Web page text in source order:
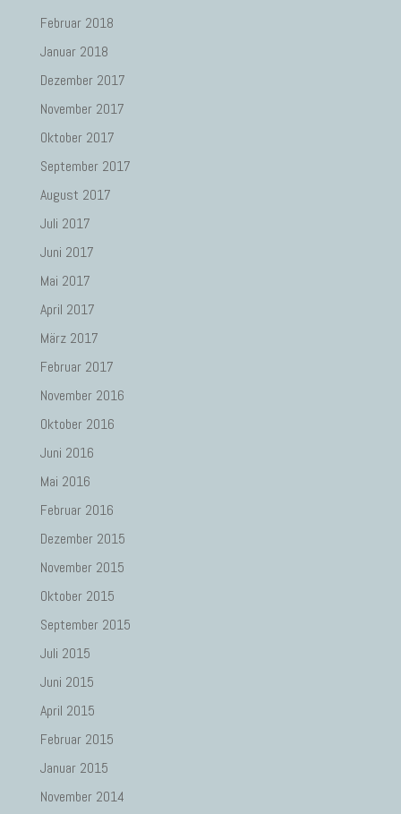
Februar 2018
Januar 2018
Dezember 2017
November 2017
Oktober 2017
September 2017
August 2017
Juli 2017
Juni 2017
Mai 2017
April 2017
März 2017
Februar 2017
November 2016
Oktober 2016
Juni 2016
Mai 2016
Februar 2016
Dezember 2015
November 2015
Oktober 2015
September 2015
Juli 2015
Juni 2015
April 2015
Februar 2015
Januar 2015
November 2014